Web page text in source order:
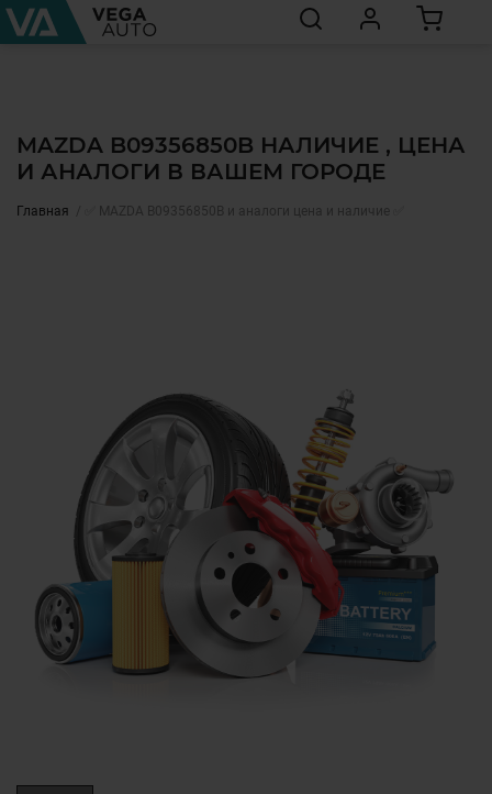
MAZDA B09356850B НАЛИЧИЕ , ЦЕНА
И АНАЛОГИ В ВАШЕМ ГОРОДЕ
Главная ✅ MAZDA B09356850B и аналоги цена и наличие ✅